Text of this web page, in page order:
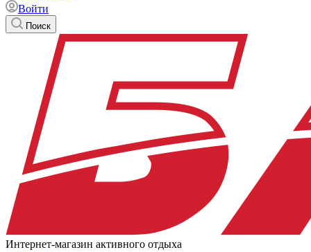
Войти
Поиск
Интернет-магазин активного отдыха